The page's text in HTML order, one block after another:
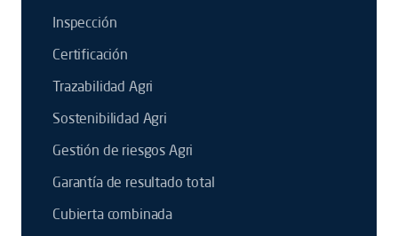
Inspección
Certificación
Trazabilidad Agri
Sostenibilidad Agri
Gestión de riesgos Agri
Garantía de resultado total
Cubierta combinada